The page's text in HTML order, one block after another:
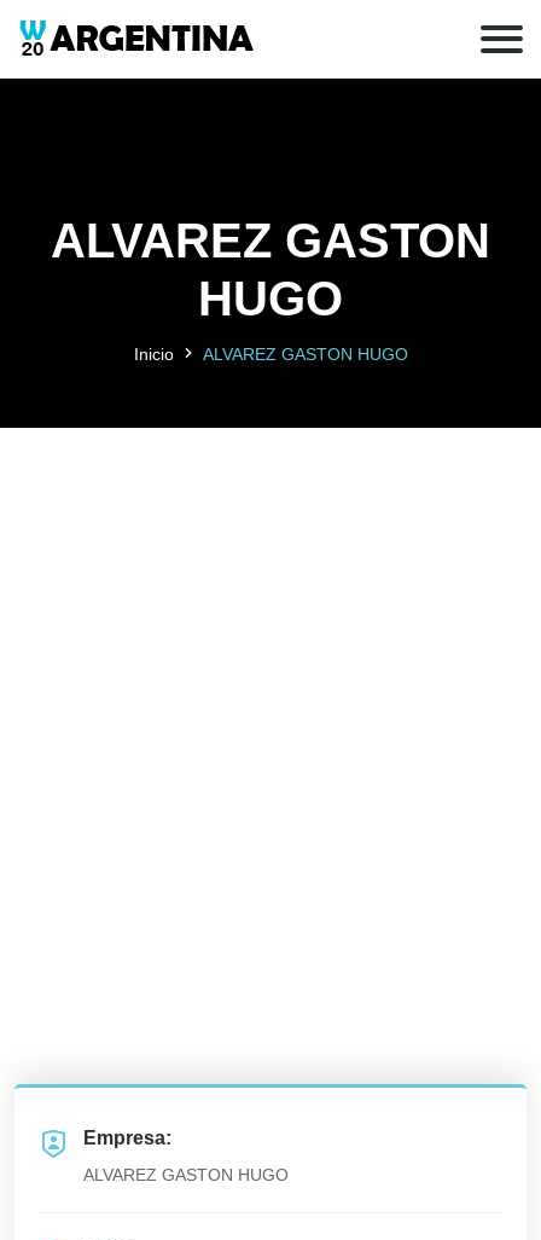
ALVAREZ GASTON
HUGO
Inicio ALVAREZ GASTON HUGO
Empresa:
ALVAREZ GASTON HUGO